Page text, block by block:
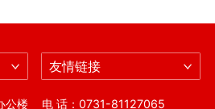
友情链接
公楼 电 话：0731-81127065